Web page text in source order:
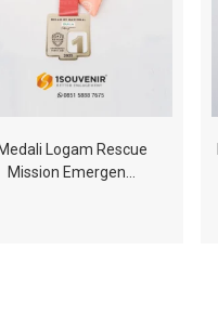
Medali Logam Rescue
Mission Emergen…